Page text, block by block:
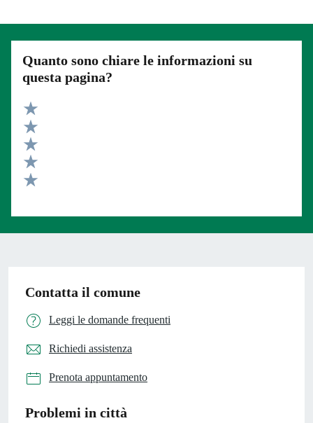
Quanto sono chiare le informazioni su
questa pagina?
Valuta 5 stelle su 5
Valuta 4 stelle su 5
Valuta 3 stelle su 5
Valuta 2 stelle su 5
Contatta il comune
Leggi le domande frequenti
Richiedi assistenza
Prenota appuntamento
Problemi in città